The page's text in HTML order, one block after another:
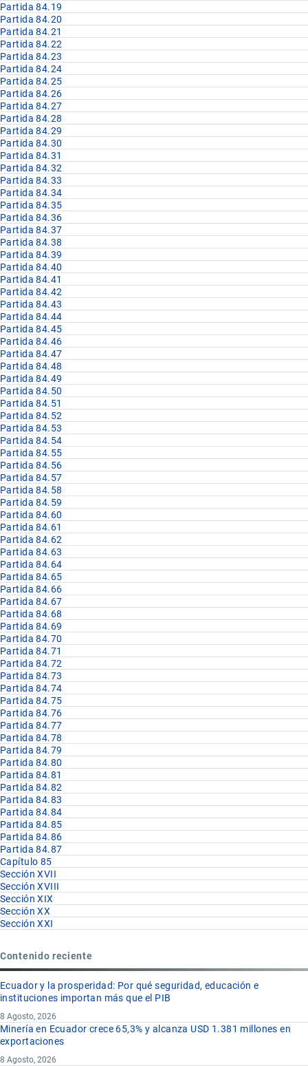
Partida 84.19
Partida 84.20
Partida 84.21
Partida 84.22
Partida 84.23
Partida 84.24
Partida 84.25
Partida 84.26
Partida 84.27
Partida 84.28
Partida 84.29
Partida 84.30
Partida 84.31
Partida 84.32
Partida 84.33
Partida 84.34
Partida 84.35
Partida 84.36
Partida 84.37
Partida 84.38
Partida 84.39
Partida 84.40
Partida 84.41
Partida 84.42
Partida 84.43
Partida 84.44
Partida 84.45
Partida 84.46
Partida 84.47
Partida 84.48
Partida 84.49
Partida 84.50
Partida 84.51
Partida 84.52
Partida 84.53
Partida 84.54
Partida 84.55
Partida 84.56
Partida 84.57
Partida 84.58
Partida 84.59
Partida 84.60
Partida 84.61
Partida 84.62
Partida 84.63
Partida 84.64
Partida 84.65
Partida 84.66
Partida 84.67
Partida 84.68
Partida 84.69
Partida 84.70
Partida 84.71
Partida 84.72
Partida 84.73
Partida 84.74
Partida 84.75
Partida 84.76
Partida 84.77
Partida 84.78
Partida 84.79
Partida 84.80
Partida 84.81
Partida 84.82
Partida 84.83
Partida 84.84
Partida 84.85
Partida 84.86
Partida 84.87
Capítulo 85
Sección XVII
Sección XVIII
Sección XIX
Sección XX
Sección XXI
Contenido reciente
Ecuador y la prosperidad: Por qué seguridad, educación e
instituciones importan más que el PIB
8 Agosto, 2026
Minería en Ecuador crece 65,3% y alcanza USD 1.381 millones en
exportaciones
8 Agosto, 2026